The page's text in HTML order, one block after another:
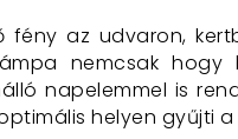
az udvaron,
nemcsak
napelemmel is
helyen gyűjti